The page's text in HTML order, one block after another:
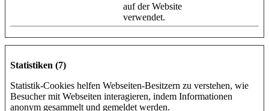
auf der Website
verwendet.
Statistiken (7)
Statistik-Cookies helfen Webseiten-Besitzern zu verstehen, wie
Besucher mit Webseiten interagieren, indem Informationen
anonym gesammelt und gemeldet werden.